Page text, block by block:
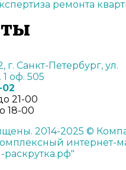
ремонта
г. Санкт-Петербург, ул.
1 оф. 505
02
21-00
18-00
2014-2025 ©
интернет-
раскрутка.рф"